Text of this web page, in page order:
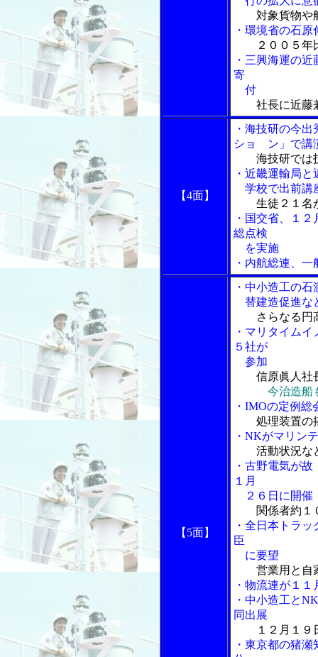
対象貨物や
・環境省の石
２００５
・三興海運の
寄
付
社長に近藤
【4面】
・海技研の今
ショ ン」で講
海技研では
・近畿運輸局
学校で出前講
生徒２１名
・国交省、１
総点検
を実施
・内航総連、
【5面】
・中小造工の
替建造促進な
さらなる円
・マリタイム
５社が
参加
信原眞人社
今治造船
・IMOの定例
処理装置の
・NKがマリン
活動状況な
・古野電気が
１月
２６日に開催
関係者約１
・全日本トラ
臣
に要望
営業用と自
・物流連が１
・中小造工と
同出展
１２月１
・東京都の猪